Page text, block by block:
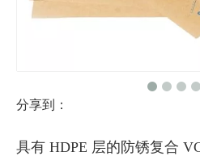
分享到：
具有 HDPE 层的防锈复合